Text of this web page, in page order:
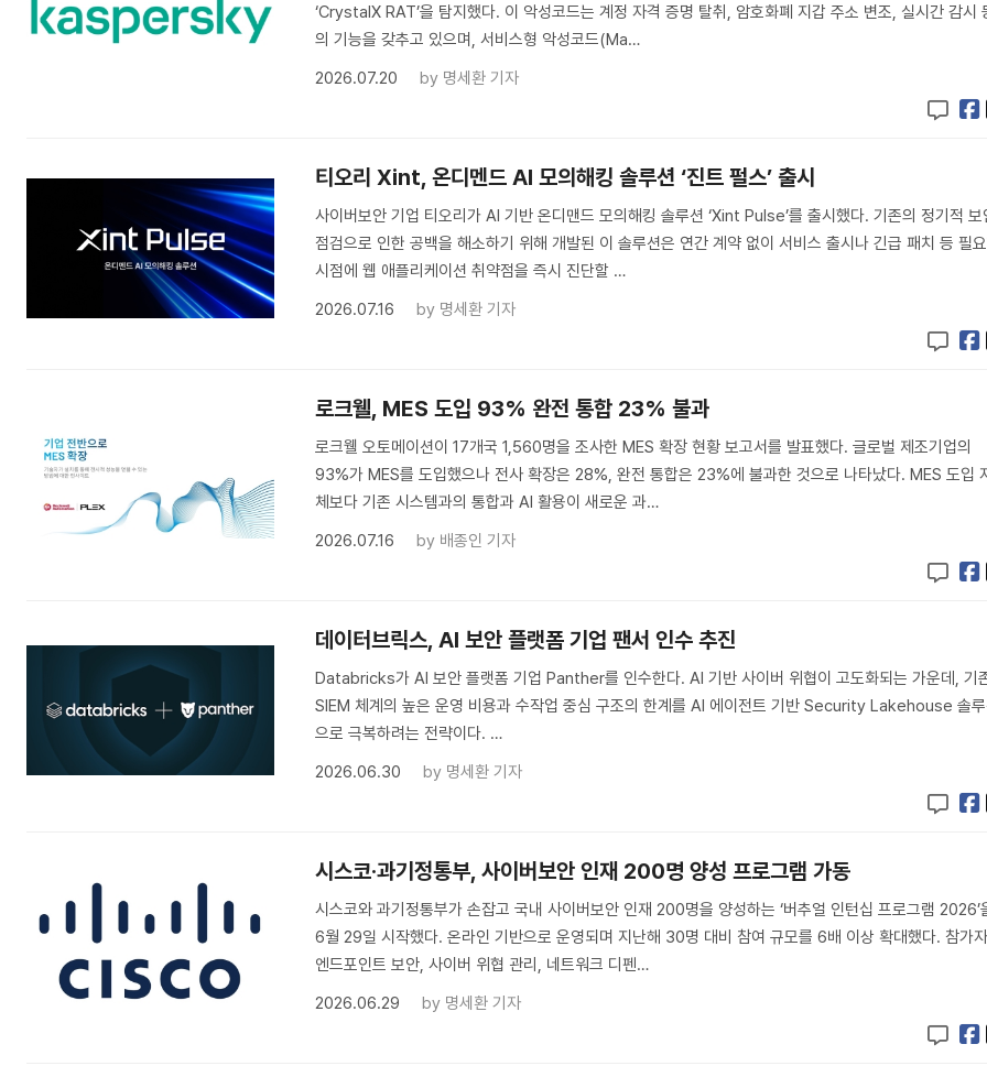
‘CrystalX RAT’을 탐지했다. 이 악성코드는 계정 자격 증명 탈취, 암호화폐 지갑 주소 변조, 실시간 감시
의 기능을 갖추고 있으며, 서비스형 악성코드(Ma…
2026.07.20
by 명세환 기자
티오리 Xint, 온디멘드 AI 모의해킹 솔루션 ‘진트 펄스’ 출시
사이버보안 기업 티오리가 AI 기반 온디맨드 모의해킹 솔루션 ‘Xint Pulse’를 출시했다. 기존의 정기적 보
점검으로 인한 공백을 해소하기 위해 개발된 이 솔루션은 연간 계약 없이 서비스 출시나 긴급 패치 등 필
시점에 웹 애플리케이션 취약점을 즉시 진단할 …
2026.07.16
by 명세환 기자
로크웰, MES 도입 93% 완전 통합 23% 불과
로크웰 오토메이션이 17개국 1,560명을 조사한 MES 확장 현황 보고서를 발표했다. 글로벌 제조기업의
93%가 MES를 도입했으나 전사 확장은 28%, 완전 통합은 23%에 불과한 것으로 나타났다. MES 도입
체보다 기존 시스템과의 통합과 AI 활용이 새로운 과…
2026.07.16
by 배종인 기자
데이터브릭스, AI 보안 플랫폼 기업 팬서 인수 추진
Databricks가 AI 보안 플랫폼 기업 Panther를 인수한다. AI 기반 사이버 위협이 고도화되는 가운데, 기
SIEM 체계의 높은 운영 비용과 수작업 중심 구조의 한계를 AI 에이전트 기반 Security Lakehouse 솔
으로 극복하려는 전략이다. …
2026.06.30
by 명세환 기자
시스코·과기정통부, 사이버보안 인재 200명 양성 프로그램 가동
시스코와 과기정통부가 손잡고 국내 사이버보안 인재 200명을 양성하는 ‘버추얼 인턴십 프로그램 2026’
6월 29일 시작했다. 온라인 기반으로 운영되며 지난해 30명 대비 참여 규모를 6배 이상 확대했다. 참가
엔드포인트 보안, 사이버 위협 관리, 네트워크 디펜…
2026.06.29
by 명세환 기자